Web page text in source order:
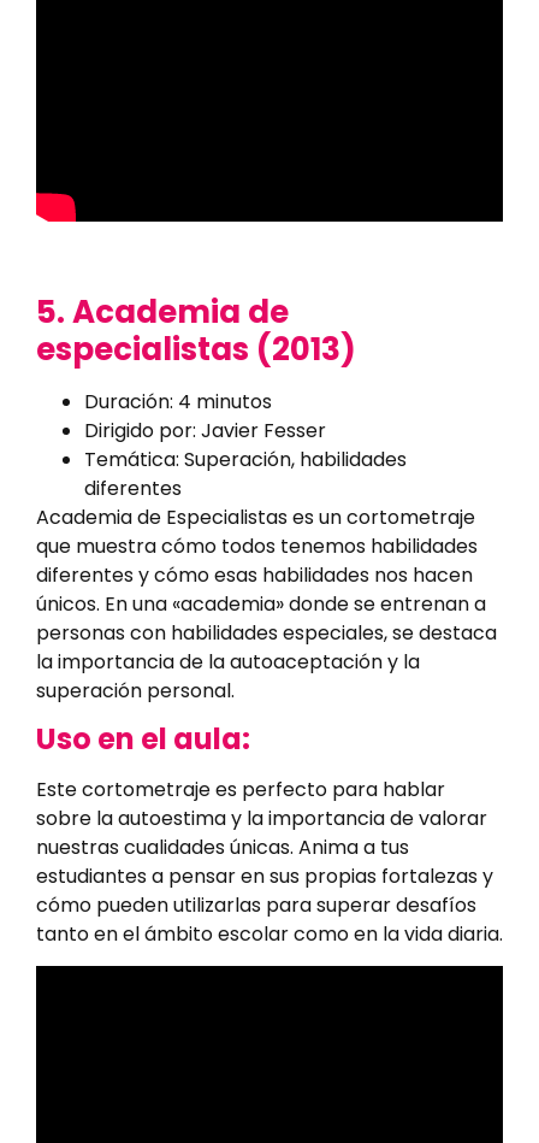
5. Academia de
especialistas (2013)
Duración: 4 minutos
Dirigido por: Javier Fesser
Temática: Superación, habilidades
diferentes
Academia de Especialistas es un cortometraje
que muestra cómo todos tenemos habilidades
diferentes y cómo esas habilidades nos hacen
únicos. En una «academia» donde se entrenan a
personas con habilidades especiales, se destaca
la importancia de la autoaceptación y la
superación personal.
Uso en el aula:
Este cortometraje es perfecto para hablar
sobre la autoestima y la importancia de valorar
nuestras cualidades únicas. Anima a tus
estudiantes a pensar en sus propias fortalezas y
cómo pueden utilizarlas para superar desafíos
tanto en el ámbito escolar como en la vida diaria.